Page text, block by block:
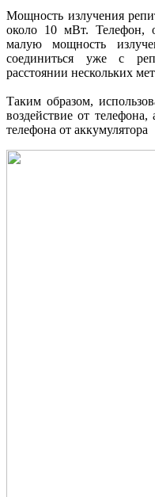
Мощность излучения
около 10 мВт. Телефон,
малую мощность
соединиться уже с
расстоянии нескольких
Таким образом,
воздействие от
телефона от аккумулятора